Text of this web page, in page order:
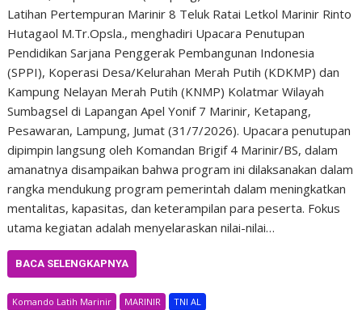
Latihan Pertempuran Marinir 8 Teluk Ratai Letkol Marinir Rinto
Hutagaol M.Tr.Opsla., menghadiri Upacara Penutupan
Pendidikan Sarjana Penggerak Pembangunan Indonesia
(SPPI), Koperasi Desa/Kelurahan Merah Putih (KDKMP) dan
Kampung Nelayan Merah Putih (KNMP) Kolatmar Wilayah
Sumbagsel di Lapangan Apel Yonif 7 Marinir, Ketapang,
Pesawaran, Lampung, Jumat (31/7/2026). Upacara penutupan
dipimpin langsung oleh Komandan Brigif 4 Marinir/BS, dalam
amanatnya disampaikan bahwa program ini dilaksanakan dalam
rangka mendukung program pemerintah dalam meningkatkan
mentalitas, kapasitas, dan keterampilan para peserta. Fokus
utama kegiatan adalah menyelaraskan nilai-nilai…
BACA SELENGKAPNYA
Komando Latih Marinir MARINIR TNI AL